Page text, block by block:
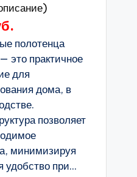
полотенца
это практичное
для
дома, в
позволяет
минимизируя
удобство при...